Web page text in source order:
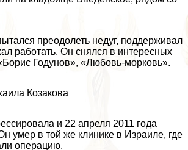
преодолеть недуг, поддерживал
работать. Он снялся в интересных
Годунов», «Любовь-морковь».
Козакова
и 22 апреля 2011 года
умер в той же клинике в Израиле, где
операцию.